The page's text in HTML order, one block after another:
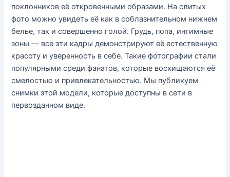
поклонников её откровенными образами. На слитых
фото можно увидеть её как в соблазнительном нижнем
белье, так и совершенно голой. Грудь, попа, интимные
зоны — все эти кадры демонстрируют её естественную
красоту и уверенность в себе. Такие фотографии стали
популярными среди фанатов, которые восхищаются её
смелостью и привлекательностью. Мы публикуем
снимки этой модели, которые доступны в сети в
первозданном виде.